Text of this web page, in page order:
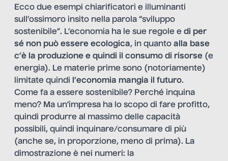
Ecco due esempi chiarificatori e illuminanti
sull’ossimoro insito nella parola “sviluppo
sostenibile”. L’economia ha le sue regole e di per
sé non può essere ecologica, in quanto alla base
c’è la produzione e quindi il consumo di risorse (e
energia). Le materie prime sono (notoriamente)
limitate quindi l’economia mangia il futuro.
Come fa a essere sostenibile? Perché inquina
meno? Ma un’impresa ha lo scopo di fare profitto,
quindi produrre al massimo delle capacità
possibili, quindi inquinare/consumare di più
(anche se, in proporzione, meno di prima). La
dimostrazione è nei numeri: la